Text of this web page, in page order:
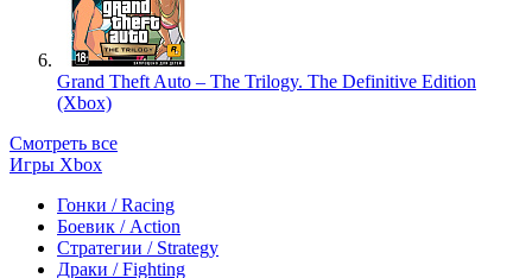
Grand Theft Auto – The Trilogy. The Definitive Edition
(Xbox)
Смотреть все
Игры Xbox
Гонки / Racing
Боевик / Action
Стратегии / Strategy
Драки / Fighting